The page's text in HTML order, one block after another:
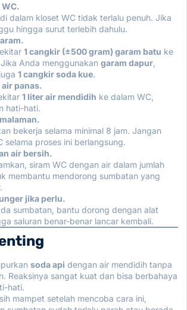
dalam kloset WC tidak terlalu penuh. Jika
hingga surut terlebih dahulu.
1 cangkir (±500 gram) garam batu ke
Anda menggunakan garam dapur
1 cangkir soda kue.
panas.
1 liter air mendidih ke dalam WC,
hati-hati.
bekerja selama minimal 8 jam. Jangan
selama proses ini berlangsung.
air bersih.
siram WC dengan air dalam jumlah
membantu mendorong sumbatan yang
jika perlu.
sumbatan, bantu dorong dengan alat
saluran benar-benar lancar kembali.
soda api dengan air mendidih tanpa
Reaksinya sangat kuat dan bisa berbahaya
hati.
mampet setelah mencoba cara ini,